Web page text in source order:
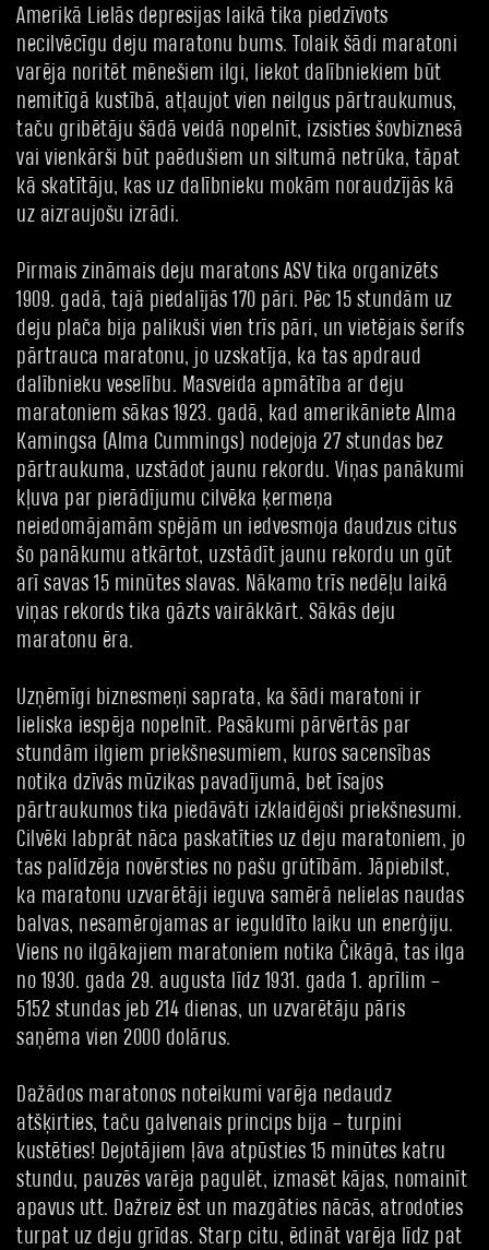
Amerikā Lielās depresijas laikā tika piedzīvots
necilvēcīgu deju maratonu bums. Tolaik šādi maratoni
varēja noritēt mēnešiem ilgi, liekot dalībniekiem būt
nemitīgā kustībā, atļaujot vien neilgus pārtraukumus,
taču gribētāju šādā veidā nopelnīt, izsisties šovbiznesā
vai vienkārši būt paēdušiem un siltumā netrūka, tāpat
kā skatītāju, kas uz dalībnieku mokām noraudzījās kā
uz aizraujošu izrādi.
Pirmais zināmais deju maratons ASV tika organizēts
1909. gadā, tajā piedalījās 170 pāri. Pēc 15 stundām uz
deju plača bija palikuši vien trīs pāri, un vietējais šerifs
pārtrauca maratonu, jo uzskatīja, ka tas apdraud
dalībnieku veselību. Masveida apmātība ar deju
maratoniem sākas 1923. gadā, kad amerikāniete Alma
Kamingsa (Alma Cummings) nodejoja 27 stundas bez
pārtraukuma, uzstādot jaunu rekordu. Viņas panākumi
kļuva par pierādījumu cilvēka ķermeņa
neiedomājamām spējām un iedvesmoja daudzus citus
šo panākumu atkārtot, uzstādīt jaunu rekordu un gūt
arī savas 15 minūtes slavas. Nākamo trīs nedēļu laikā
viņas rekords tika gāzts vairākkārt. Sākās deju
maratonu ēra.
Uzņēmīgi biznesmeņi saprata, ka šādi maratoni ir
lieliska iespēja nopelnīt. Pasākumi pārvērtās par
stundām ilgiem priekšnesumiem, kuros sacensības
notika dzīvās mūzikas pavadījumā, bet īsajos
pārtraukumos tika piedāvāti izklaidējoši priekšnesumi.
Cilvēki labprāt nāca paskatīties uz deju maratoniem, jo
tas palīdzēja novērsties no pašu grūtībām. Jāpiebilst,
ka maratonu uzvarētāji ieguva samērā nelielas naudas
balvas, nesamērojamas ar ieguldīto laiku un enerģiju.
Viens no ilgākajiem maratoniem notika Čikāgā, tas ilga
no 1930. gada 29. augusta līdz 1931. gada 1. aprīlim –
5152 stundas jeb 214 dienas, un uzvarētāju pāris
saņēma vien 2000 dolārus.
Dažādos maratonos noteikumi varēja nedaudz
atšķirties, taču galvenais princips bija – turpini
kustēties! Dejotājiem ļāva atpūsties 15 minūtes katru
stundu, pauzēs varēja pagulēt, izmasēt kājas, nomainīt
apavus utt. Dažreiz ēst un mazgāties nācās, atrodoties
turpat uz deju grīdas. Starp citu, ēdināt varēja līdz pat